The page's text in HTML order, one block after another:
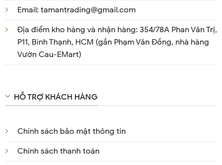
Email: tamantrading@gmail.com
Địa điểm kho hàng và nhận hàng: 354/78A Phan Văn Trị,
P11, Bình Thạnh, HCM (gần Phạm Văn Đồng, nhà hàng
Vườn Cau-EMart)
HỖ TRỢ KHÁCH HÀNG
Chính sách bảo mật thông tin
Chính sách thanh toán